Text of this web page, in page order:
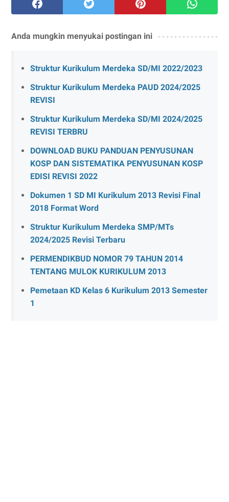
Anda mungkin menyukai postingan ini
Struktur Kurikulum Merdeka SD/MI 2022/2023
Struktur Kurikulum Merdeka PAUD 2024/2025
REVISI
Struktur Kurikulum Merdeka SD/MI 2024/2025
REVISI TERBRU
DOWNLOAD BUKU PANDUAN PENYUSUNAN
KOSP DAN SISTEMATIKA PENYUSUNAN KOSP
EDISI REVISI 2022
Dokumen 1 SD MI Kurikulum 2013 Revisi Final
2018 Format Word
Struktur Kurikulum Merdeka SMP/MTs
2024/2025 Revisi Terbaru
PERMENDIKBUD NOMOR 79 TAHUN 2014
TENTANG MULOK KURIKULUM 2013
Pemetaan KD Kelas 6 Kurikulum 2013 Semester
1